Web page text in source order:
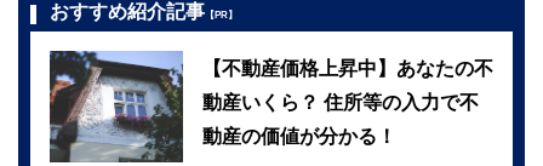
おすすめ紹介記事 【PR】
【不動産価格上昇中】あなたの不
動産いくら？ 住所等の入力で不
動産の価値が分かる！